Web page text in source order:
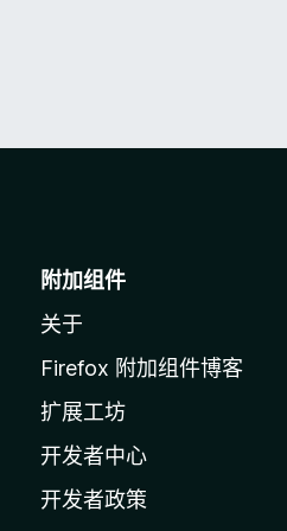
附加组件
关于
Firefox 附加组件博客
扩展工坊
开发者中心
开发者政策